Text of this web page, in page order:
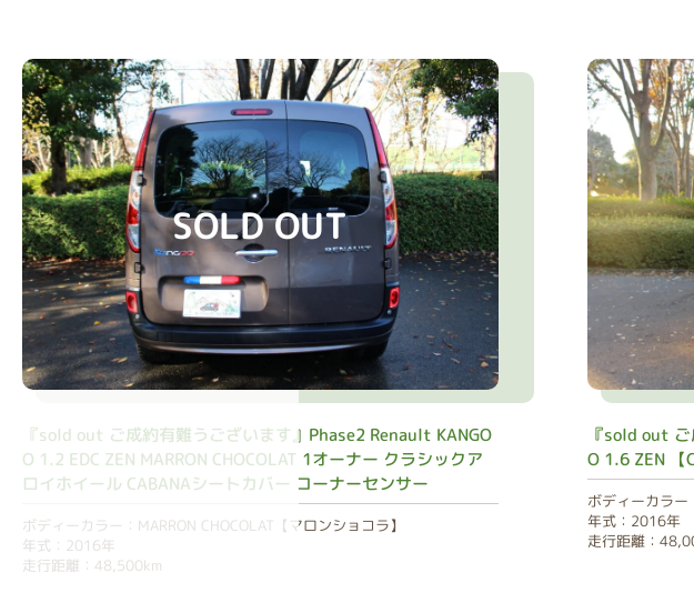
SOLD OUT
『sold out ご成約有難うございます』Phase2 Renault KANGO
O 1.2 EDC ZEN MARRON CHOCOLAT 1オーナー クラシックア
ロイホイール CABANAシートカバー コーナーセンサー
ボディーカラー：MARRON CHOCOLAT【マロンショコラ】
年式：2016年
走行距離：48,500km
『sold out
O 1.6 ZEN 【
ボディーカラー
年式：2016年
走行距離：